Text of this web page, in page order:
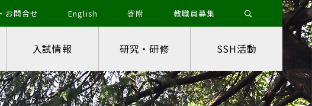
入試情報 研究・研修 SSH活動
お問合せ English 寄附 教職員募集